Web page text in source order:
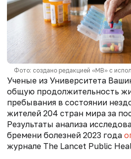
Фото: создано редакцией «МВ» с
Ученые из Университета
общую продолжительность
пребывания в состоянии
жителей 204 стран мира за
Результаты анализа
бремени болезней 2023 года
журнале The Lancet Public